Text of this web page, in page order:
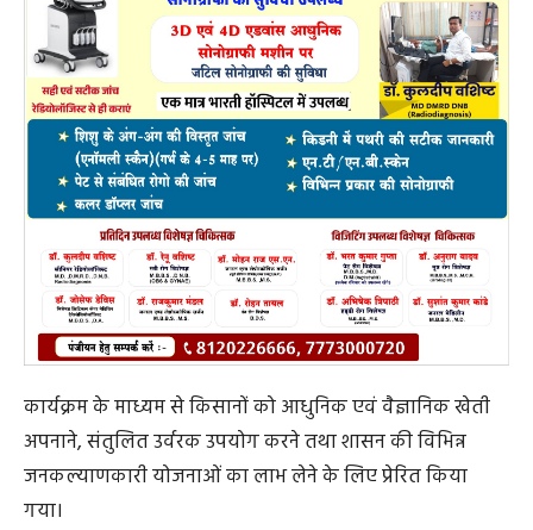
कार्यक्रम के माध्यम से किसानों को आधुनिक एवं वैज्ञानिक खेती